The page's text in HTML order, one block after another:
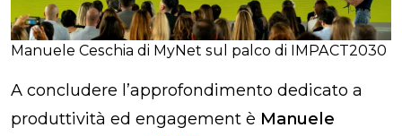
Manuele Ceschia di MyNet sul palco di IMPACT2030
A concludere l’approfondimento dedicato a
produttività ed engagement è Manuele